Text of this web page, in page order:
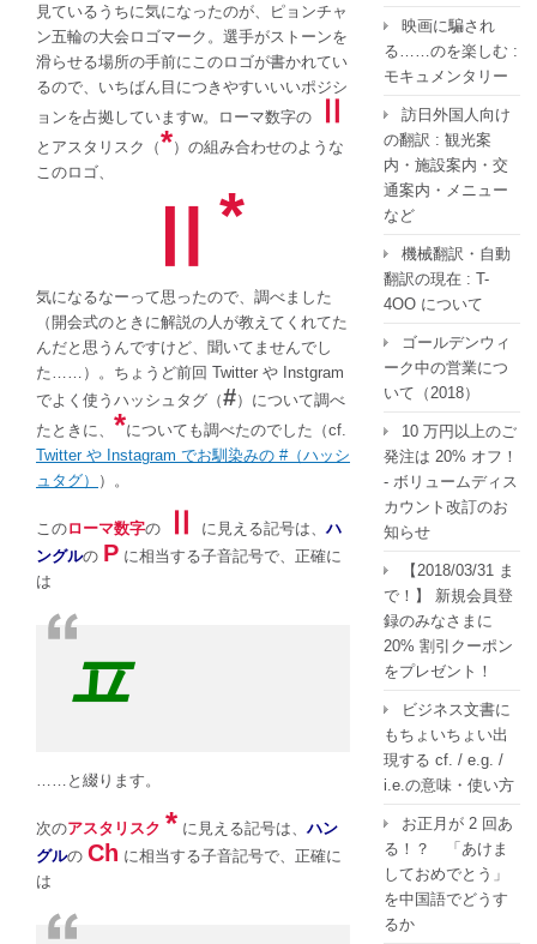
見ているうちに気になったのが、ピョンチャ
ン五輪の大会ロゴマーク。選手がストーンを
滑らせる場所の手前にこのロゴが書かれてい
るので、いちばん目につきやすいいいポジシ
ョンを占拠していますw。ローマ数字の
Ⅱ
とアスタリスク（*）の組み合わせのような
このロゴ、
*
気になるなーって思ったので、調べました
（開会式のときに解説の人が教えてくれてた
んだと思うんですけど、聞いてませんでし
た……）。ちょうど前回 Twitter や Instgram
でよく使うハッシュタグ（#）について調べ
たときに、 *についても調べたのでした（cf.
Twitter や Instagram でお馴染みの #（ハッシ
ュタグ）
）。
このローマ数字の Ⅱ に見える記号は、 ハ
ングルの P に相当する子音記号で、正確に
は
ㅍ
……と綴ります。
次のアスタリスク * に見える記号は、 ハン
グルの Ch に相当する子音記号で、正確に
は
映画に騙され
る……のを楽しむ :
モキュメンタリー
訪日外国人向け
の翻訳 : 観光案
内・施設案内・交
通案内・メニュー
など
機械翻訳・自動
翻訳の現在 : T-
4OO について
ゴールデンウィ
ーク中の営業につ
いて（2018）
10 万円以上のご
発注は 20% オフ！
- ボリュームディス
カウント改訂のお
知らせ
【2018/03/31 ま
で！】 新規会員登
録のみなさまに
20% 割引クーポン
をプレゼント！
ビジネス文書に
もちょいちょい出
現する cf. / e.g. /
i.e.の意味・使い方
お正月が 2 回あ
る！？ 「あけま
しておめでとう」
を中国語でどうす
るか